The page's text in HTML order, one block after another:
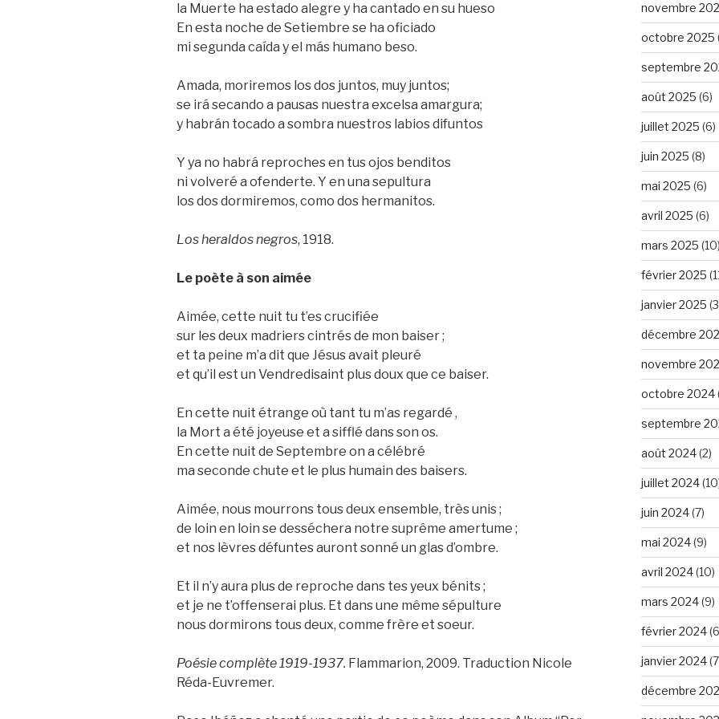
la Muerte ha estado alegre y ha cantado en su hueso
En esta noche de Setiembre se ha oficiado
mi segunda caída y el más humano beso.
Amada, moriremos los dos juntos, muy juntos;
se irá secando a pausas nuestra excelsa amargura;
y habrán tocado a sombra nuestros labios difuntos
Y ya no habrá reproches en tus ojos benditos
ni volveré a ofenderte. Y en una sepultura
los dos dormiremos, como dos hermanitos.
Los heraldos negros, 1918.
Le poète à son aimée
Aimée, cette nuit tu t’es crucifiée
sur les deux madriers cintrés de mon baiser ;
et ta peine m’a dit que Jésus avait pleuré
et qu’il est un Vendredisaint plus doux que ce baiser.
En cette nuit étrange où tant tu m’as regardé ,
la Mort a été joyeuse et a sifflé dans son os.
En cette nuit de Septembre on a célébré
ma seconde chute et le plus humain des baisers.
Aimée, nous mourrons tous deux ensemble, très unis ;
de loin en loin se desséchera notre suprême amertume ;
et nos lèvres défuntes auront sonné un glas d’ombre.
Et il n’y aura plus de reproche dans tes yeux bénits ;
et je ne t’offenserai plus. Et dans une même sépulture
nous dormirons tous deux, comme frère et soeur.
Poésie complète 1919-1937. Flammarion, 2009. Traduction Nicole
Réda-Euvremer.
novembre
octobre 2025
septembre
août 2025 (6)
juillet 2025 (6)
juin 2025 (8)
mai 2025 (6)
avril 2025 (6)
mars 2025 (10)
février 2025
janvier 2025
décembre
novembre
octobre 2024
septembre
août 2024(2)
juillet 2024
juin 2024(7)
mai 2024(9)
avril 2024(10)
mars 2024(9)
février 2024
janvier 2024
décembre